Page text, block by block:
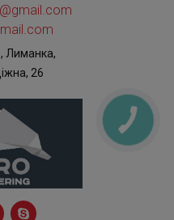
Лиманка,
26
КНОПКА
ЗВ'ЯЗКУ